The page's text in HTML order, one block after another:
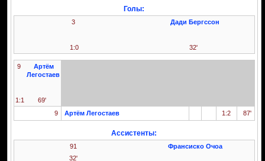
Голы:
3 Дади Бергссон
1:0 32'
9
Артём
Легостаев
1:1
69'
9
Артём Легостаев 1:2 87'
Ассистенты:
91
Франсиско Очоа
32'